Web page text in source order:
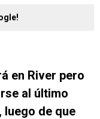
en River pero
al último
luego de que